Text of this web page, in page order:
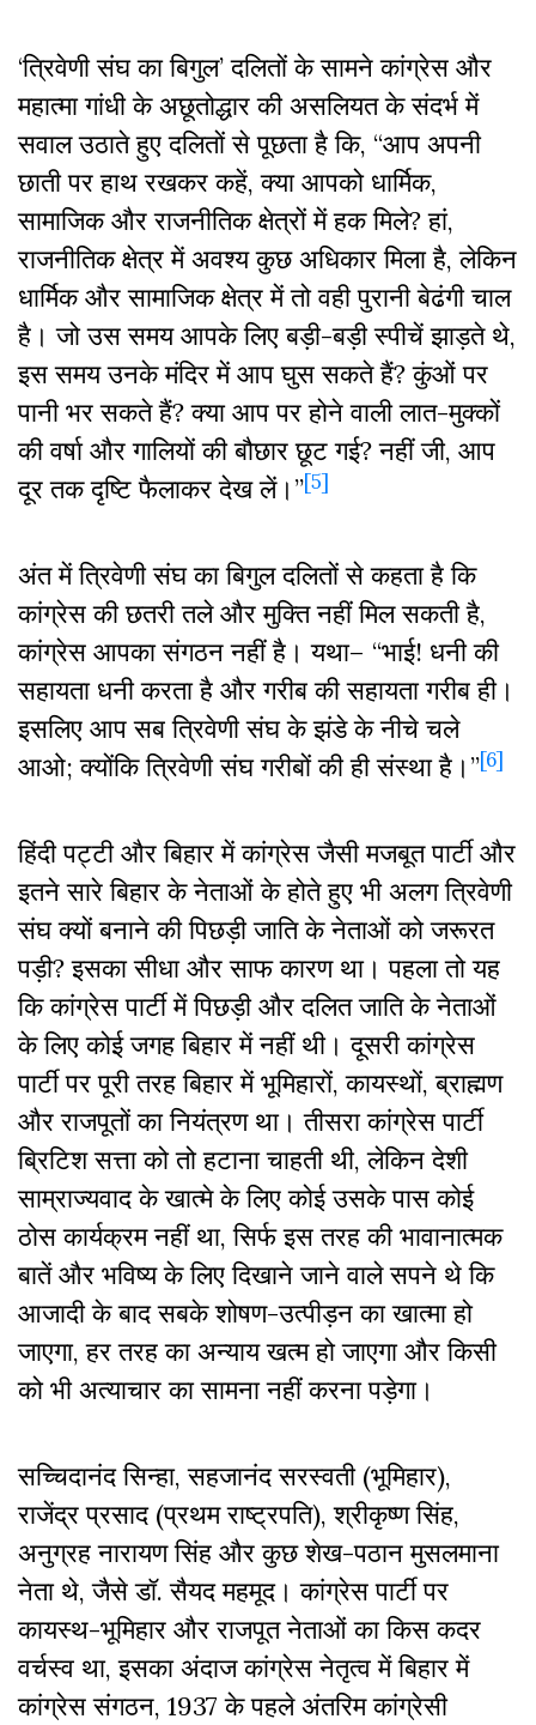
‘त्रिवेणी संघ का बिगुल’ दलितों के सामने कांग्रेस और
महात्मा गांधी के अछूतोद्धार की असलियत के संदर्भ में
सवाल उठाते हुए दलितों से पूछता है कि, “आप अपनी
छाती पर हाथ रखकर कहें, क्या आपको धार्मिक,
सामाजिक और राजनीतिक क्षेत्रों में हक मिले? हां,
राजनीतिक क्षेत्र में अवश्य कुछ अधिकार मिला है, लेकिन
धार्मिक और सामाजिक क्षेत्र में तो वही पुरानी बेढंगी चाल
है। जो उस समय आपके लिए बड़ी-बड़ी स्पीचें झाड़ते थे,
इस समय उनके मंदिर में आप घुस सकते हैं? कुंओं पर
पानी भर सकते हैं? क्या आप पर होने वाली लात-मुक्कों
की वर्षा और गालियों की बौछार छूट गई? नहीं जी, आप
दूर तक दृष्टि फैलाकर देख लें।”[5]
अंत में त्रिवेणी संघ का बिगुल दलितों से कहता है कि
कांग्रेस की छतरी तले और मुक्ति नहीं मिल सकती है,
कांग्रेस आपका संगठन नहीं है। यथा– “भाई! धनी की
सहायता धनी करता है और गरीब की सहायता गरीब ही।
इसलिए आप सब त्रिवेणी संघ के झंडे के नीचे चले
आओ; क्योंकि त्रिवेणी संघ गरीबों की ही संस्था है।”[6]
हिंदी पट्टी और बिहार में कांग्रेस जैसी मजबूत पार्टी और
इतने सारे बिहार के नेताओं के होते हुए भी अलग त्रिवेणी
संघ क्यों बनाने की पिछड़ी जाति के नेताओं को जरूरत
पड़ी? इसका सीधा और साफ कारण था। पहला तो यह
कि कांग्रेस पार्टी में पिछड़ी और दलित जाति के नेताओं
के लिए कोई जगह बिहार में नहीं थी। दूसरी कांग्रेस
पार्टी पर पूरी तरह बिहार में भूमिहारों, कायस्थों, ब्राह्मण
और राजपूतों का नियंत्रण था। तीसरा कांग्रेस पार्टी
ब्रिटिश सत्ता को तो हटाना चाहती थी, लेकिन देशी
साम्राज्यवाद के खात्मे के लिए कोई उसके पास कोई
ठोस कार्यक्रम नहीं था, सिर्फ इस तरह की भावानात्मक
बातें और भविष्य के लिए दिखाने जाने वाले सपने थे कि
आजादी के बाद सबके शोषण-उत्पीड़न का खात्मा हो
जाएगा, हर तरह का अन्याय खत्म हो जाएगा और किसी
को भी अत्याचार का सामना नहीं करना पड़ेगा।
सच्चिदानंद सिन्हा, सहजानंद सरस्वती (भूमिहार),
राजेंद्र प्रसाद (प्रथम राष्ट्रपति), श्रीकृष्ण सिंह,
अनुग्रह नारायण सिंह और कुछ शेख-पठान मुसलमाना
नेता थे, जैसे डॉ. सैयद महमूद। कांग्रेस पार्टी पर
कायस्थ-भूमिहार और राजपूत नेताओं का किस कदर
वर्चस्व था, इसका अंदाज कांग्रेस नेतृत्व में बिहार में
कांग्रेस संगठन, 1937 के पहले अंतरिम कांग्रेसी